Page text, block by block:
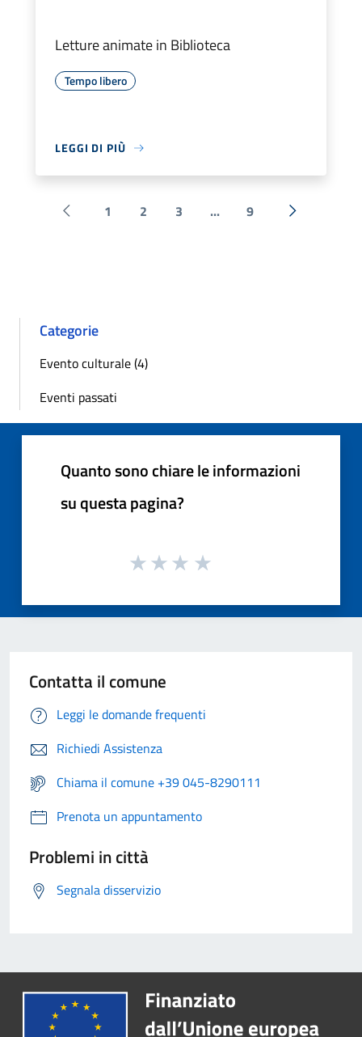
Letture animate in Biblioteca
Tempo libero
LEGGI DI PIÙ
Pagina precedente
1 2 3 ... 9 Successiva
Categorie
Evento culturale (4)
Eventi passati
Quanto sono chiare le informazioni
su questa pagina?
Contatta il comune
Leggi le domande frequenti
Richiedi Assistenza
Chiama il comune +39 045-8290111
Prenota un appuntamento
Problemi in città
Segnala disservizio